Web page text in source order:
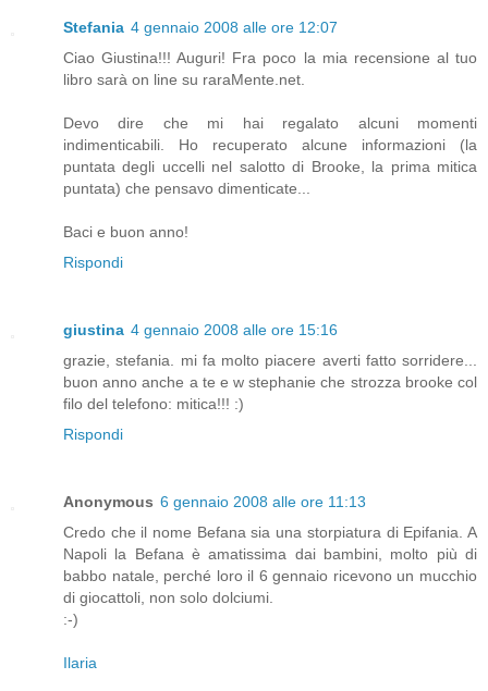
Stefania 4 gennaio 2008 alle ore 12:07
Ciao Giustina!!! Auguri! Fra poco la mia recensione al tuo
libro sarà on line su raraMente.net.
Devo dire che mi hai regalato alcuni momenti
indimenticabili. Ho recuperato alcune informazioni (la
puntata degli uccelli nel salotto di Brooke, la prima mitica
puntata) che pensavo dimenticate...
Baci e buon anno!
Rispondi
giustina 4 gennaio 2008 alle ore 15:16
grazie, stefania. mi fa molto piacere averti fatto sorridere...
buon anno anche a te e w stephanie che strozza brooke col
filo del telefono: mitica!!! :)
Rispondi
Anonymous 6 gennaio 2008 alle ore 11:13
Credo che il nome Befana sia una storpiatura di Epifania. A
Napoli la Befana è amatissima dai bambini, molto più di
babbo natale, perché loro il 6 gennaio ricevono un mucchio
di giocattoli, non solo dolciumi.
:-)
Ilaria